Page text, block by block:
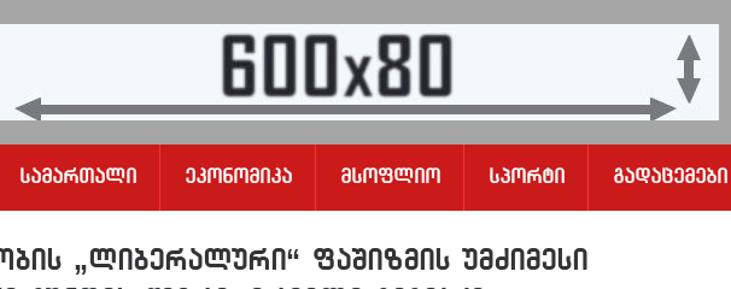
Სამართალი Ეკონომიკა Მსოფლიო Სპორტი Გადაცემები
„ლიბერალური“ ფაშიზმის უმძიმესი